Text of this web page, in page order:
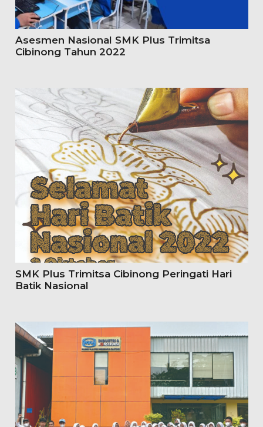
Asesmen Nasional SMK Plus Trimitsa
Cibinong Tahun 2022
SMK Plus Trimitsa Cibinong Peringati Hari
Batik Nasional